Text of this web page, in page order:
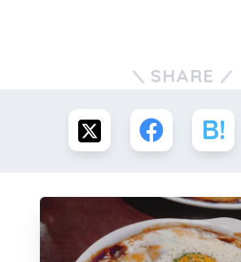
SHARE